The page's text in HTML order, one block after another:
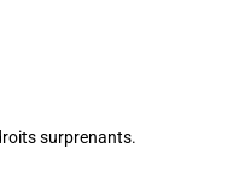
surprenants.